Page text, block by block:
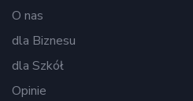
O nas
dla Biznesu
dla Szkół
Opinie